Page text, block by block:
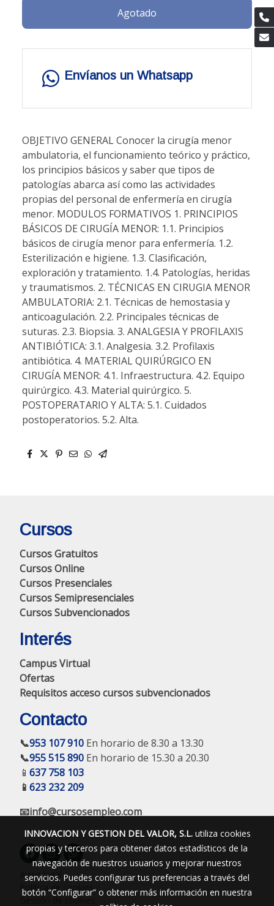
Agotado
Envíanos un Whatsapp
OBJETIVO GENERAL Conocer la cirugía menor
ambulatoria, el funcionamiento teórico y práctico,
los principios básicos y saber que tipos de
patologías abarca así como las actividades
propias del personal de enfermería en cirugía
menor. MODULOS FORMATIVOS 1. PRINCIPIOS
BÁSICOS DE CIRUGÍA MENOR: 1.1. Principios
básicos de cirugía menor para enfermería. 1.2.
Esterilización e higiene. 1.3. Clasificación,
exploración y tratamiento. 1.4. Patologías, heridas
y traumatismos. 2. TÉCNICAS EN CIRUGIA MENOR
AMBULATORIA: 2.1. Técnicas de hemostasia y
anticoagulación. 2.2. Principales técnicas de
suturas. 2.3. Biopsia. 3. ANALGESIA Y PROFILAXIS
ANTIBIÓTICA: 3.1. Analgesia. 3.2. Profilaxis
antibiótica. 4. MATERIAL QUIRÚRGICO EN
CIRUGÍA MENOR: 4.1. Infraestructura. 4.2. Equipo
quirúrgico. 4.3. Material quirúrgico. 5.
POSTOPERATARIO Y ALTA: 5.1. Cuidados
postoperatorios. 5.2. Alta.
Cursos
Cursos Gratuitos
Cursos Online
Cursos Presenciales
Cursos Semipresenciales
Cursos Subvencionados
Interés
Campus Virtual
Ofertas
Requisitos acceso cursos subvencionados
Contacto
📞953 107 910 En horario de 8.30 a 13.30
📞955 515 890 En horario de 15.30 a 20.30
📱 637 758 103
📱 623 232 209
📧info@cursosempleo.com
Aviso legal
Política de cookies
Gestión de cookies
INNOVACION Y GESTION DEL VALOR, S.L.utiliza cookies
propias y terceros para obtener datos estadísticos de la
navegación de nuestros usuarios y mejorar nuestros
servicios. Puedes configurar tus preferencias a través del
botón “Configurar” o obtener más información en nuestra